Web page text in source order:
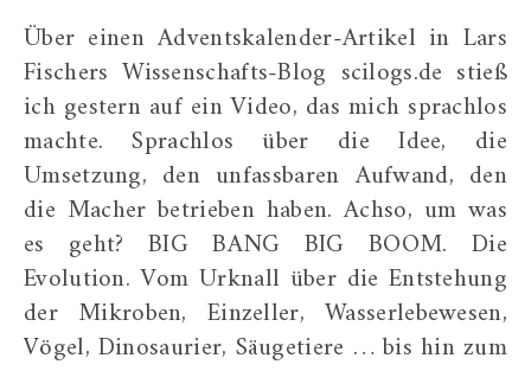
Über einen Adventskalender-Artikel in Lars
Fischers Wissenschafts-Blog scilogs.de stieß
ich gestern auf ein Video, das mich sprachlos
machte. Sprachlos über die Idee, die
Umsetzung, den unfassbaren Aufwand, den
die Macher betrieben haben. Achso, um was
es geht? BIG BANG BIG BOOM. Die
Evolution. Vom Urknall über die Entstehung
der Mikroben, Einzeller, Wasserlebewesen,
Vögel, Dinosaurier, Säugetiere … bis hin zum